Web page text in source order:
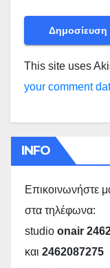
This site uses
your comment
INFO
Επικοινωνήστε
στα τηλέφωνα:
studio onair
και 2462087275